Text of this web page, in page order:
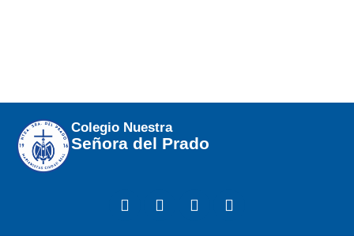
Colegio Nuestra
Señora del Prado